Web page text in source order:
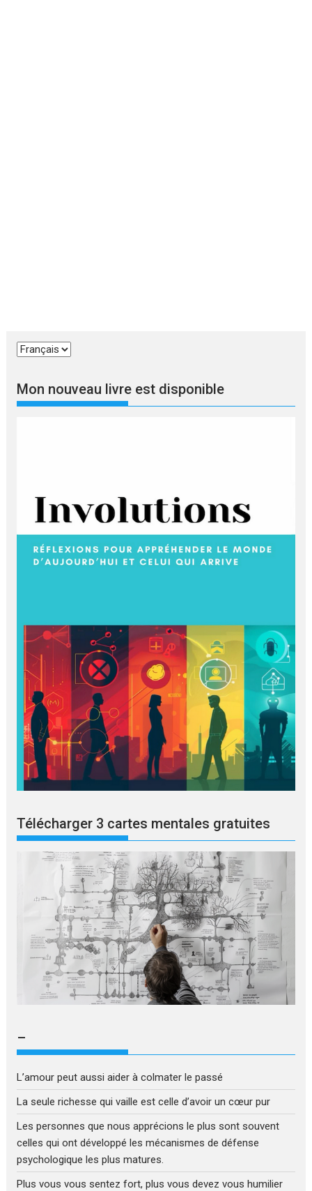
Choisir
langue
Mon nouveau livre est disponible
Télécharger 3 cartes mentales gratuites
–
L’amour peut aussi aider à colmater le passé
La seule richesse qui vaille est celle d’avoir un cœur pur
Les personnes que nous apprécions le plus sont souvent
celles qui ont développé les mécanismes de défense
psychologique les plus matures.
Plus vous vous sentez fort, plus vous devez vous humilier